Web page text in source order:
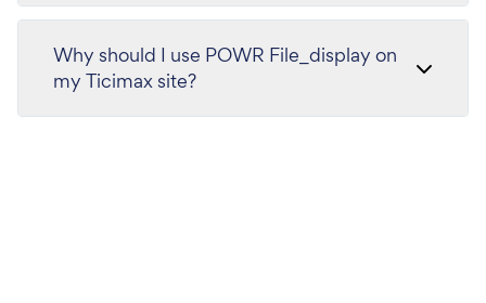
Why should I use POWR File_display on
my Ticimax site?